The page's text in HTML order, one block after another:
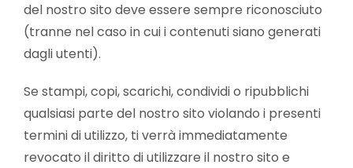
del nostro sito deve essere sempre riconosciuto
(tranne nel caso in cui i contenuti siano generati
dagli utenti).
Se stampi, copi, scarichi, condividi o ripubblichi
qualsiasi parte del nostro sito violando i presenti
termini di utilizzo, ti verrà immediatamente
revocato il diritto di utilizzare il nostro sito e